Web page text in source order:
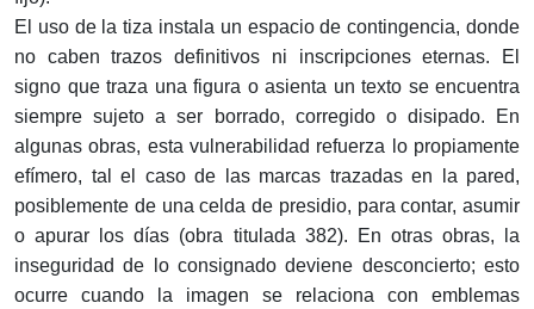
El uso de la tiza instala un espacio de contingencia, donde
no caben trazos defini­tivos ni inscripciones eternas. El
signo que traza una figura o asienta un texto se encuentra
siempre sujeto a ser borrado, corregido o disipado. En
algunas obras, esta vulnerabilidad refuerza lo propiamente
efímero, tal el caso de las marcas tra­zadas en la pared,
posiblemente de una celda de presidio, para contar, asumir
o apurar los días (obra titulada 382). En otras obras, la
inseguridad de lo consig­nado deviene desconcierto; esto
ocurre cuando la imagen se relaciona con em­blemas